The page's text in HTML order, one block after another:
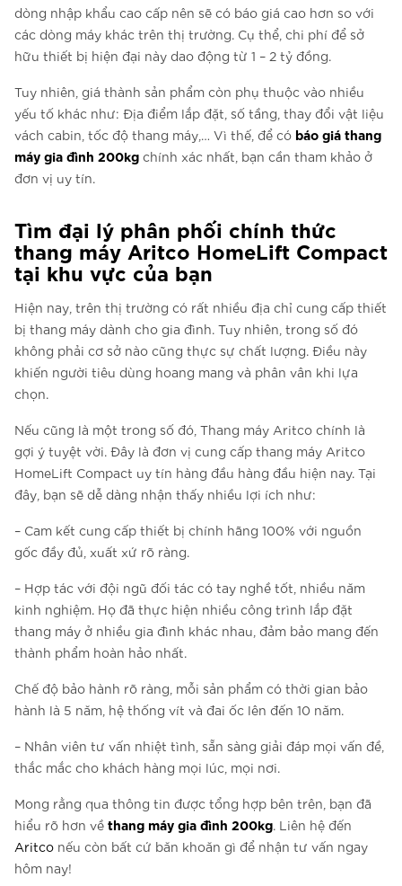
dòng nhập khẩu cao cấp nên sẽ có báo giá cao hơn so với
các dòng máy khác trên thị trường. Cụ thể, chi phí để sở
hữu thiết bị hiện đại này dao động từ 1 – 2 tỷ đồng.
Tuy nhiên, giá thành sản phẩm còn phụ thuộc vào nhiều
yếu tố khác như: Địa điểm lắp đặt, số tầng, thay đổi vật liệu
vách cabin, tốc độ thang máy,… Vì thế, để có báo giá thang
máy gia đình 200kg chính xác nhất, bạn cần tham khảo ở
đơn vị uy tín.
Tìm đại lý phân phối chính thức
thang máy Aritco HomeLift Compact
tại khu vực của bạn
Hiện nay, trên thị trường có rất nhiều địa chỉ cung cấp thiết
bị thang máy dành cho gia đình. Tuy nhiên, trong số đó
không phải cơ sở nào cũng thực sự chất lượng. Điều này
khiến người tiêu dùng hoang mang và phân vân khi lựa
chọn.
Nếu cũng là một trong số đó, Thang máy Aritco chính là
gợi ý tuyệt vời. Đây là đơn vị cung cấp thang máy Aritco
HomeLift Compact uy tín hàng đầu hàng đầu hiện nay. Tại
đây, bạn sẽ dễ dàng nhận thấy nhiều lợi ích như:
– Cam kết cung cấp thiết bị chính hãng 100% với nguồn
gốc đầy đủ, xuất xứ rõ ràng.
– Hợp tác với đội ngũ đối tác có tay nghề tốt, nhiều năm
kinh nghiệm. Họ đã thực hiện nhiều công trình lắp đặt
thang máy ở nhiều gia đình khác nhau, đảm bảo mang đến
thành phẩm hoàn hảo nhất.
Chế độ bảo hành rõ ràng, mỗi sản phẩm có thời gian bảo
hành là 5 năm, hệ thống vít và đai ốc lên đến 10 năm.
– Nhân viên tư vấn nhiệt tình, sẵn sàng giải đáp mọi vấn đề,
thắc mắc cho khách hàng mọi lúc, mọi nơi.
Mong rằng qua thông tin được tổng hợp bên trên, bạn đã
hiểu rõ hơn về thang máy gia đình 200kg. Liên hệ đến
Aritco nếu còn bất cứ băn khoăn gì để nhận tư vấn ngay
hôm nay!